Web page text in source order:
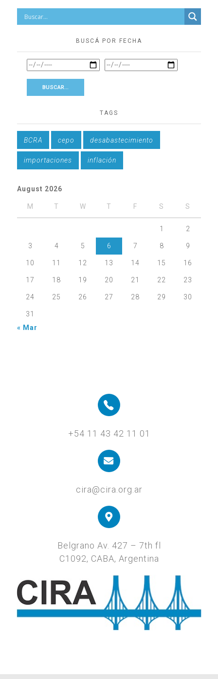
BUSCÁ POR FECHA
TAGS
BCRA cepo desabastecimiento
importaciones inflación
August 2026
M T W T F S S
1 2
3 4 5 6 7 8 9
10 11 12 13 14 15 16
17 18 19 20 21 22 23
24 25 26 27 28 29 30
31
« Mar
+54 11 43 42 11 01
cira@cira.org.ar
Belgrano Av. 427 – 7th fl
C1092, CABA, Argentina